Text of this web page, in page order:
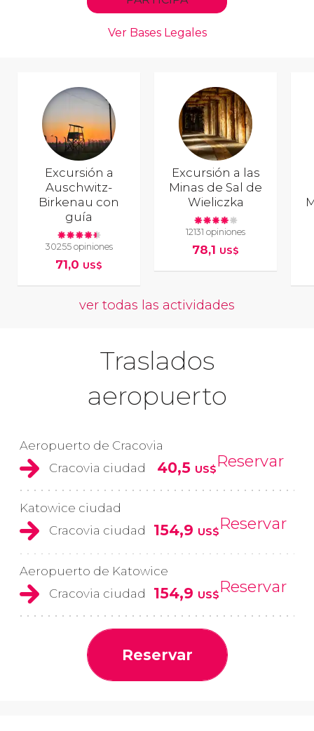
Excursión a
Auschwitz-
Birkenau con
guía
30255 opiniones
71,0 US$
Excursión a las
Minas de Sal de
Wieliczka
12131 opiniones
78,1 US$
ver todas las actividades
Traslados
aeropuerto
Aeropuerto de Cracovia
Cracovia ciudad
40,5 US$Reservar
Katowice ciudad
Cracovia ciudad
154,9 US$Reservar
Aeropuerto de Katowice
Cracovia ciudad
154,9 US$Reservar
Reservar